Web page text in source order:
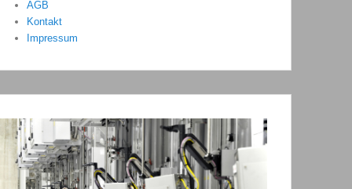
AGB
Kontakt
Impressum